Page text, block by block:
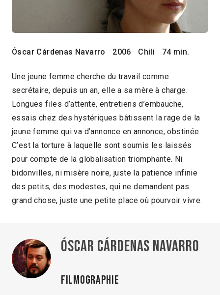
Óscar Cárdenas Navarro 2006 Chili 74 min.
Une jeune femme cherche du travail comme
secrétaire, depuis un an, elle a sa mère à charge.
Longues files d’attente, entretiens d’embauche,
essais chez des hystériques bâtissent la rage de la
jeune femme qui va d’annonce en annonce, obstinée.
C’est la torture à laquelle sont soumis les laissés
pour compte de la globalisation triomphante. Ni
bidonvilles, ni misère noire, juste la patience infinie
des petits, des modestes, qui ne demandent pas
grand chose, juste une petite place où pourvoir vivre.
Óscar Cárdenas Navarro
Filmographie